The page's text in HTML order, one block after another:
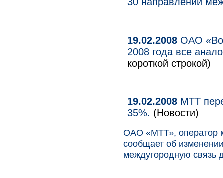
19.02.2008 ОАО
2008 года все
короткой строкой)
19.02.2008 МТТ
35%. (Новости)
ОАО «МТТ», оператор
сообщает об
междугородную связь